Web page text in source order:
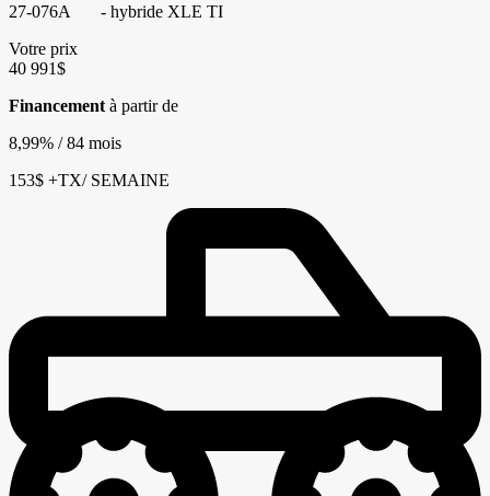
27-076A
- hybride XLE TI
Votre prix
40 991$
Financement à partir de
8,99% / 84 mois
153$ +TX/ SEMAINE